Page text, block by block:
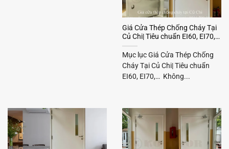
Giá Cửa Thép Chống Cháy Tại
Củ Chi| Tiêu chuẩn EI60, EI70,…
Mục lục Giá Cửa Thép Chống
Cháy Tại Củ Chi| Tiêu chuẩn
EI60, EI70,… Không...